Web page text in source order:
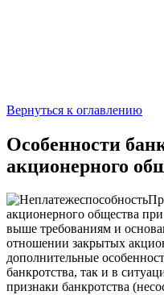
Вернуться к оглавлению
Особенности
акционерного
акционерного общества
выше требованиям и
отношении закрытых
дополнительные
банкротства, так и в
признаки банкротства